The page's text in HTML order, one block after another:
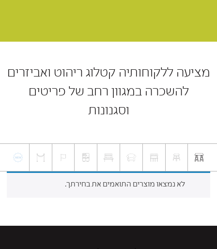
מציעה ללקוחותיה קטלוג ריהוט ואביזרים
להשכרה במגוון רחב של פריטים
וסגנונות
לא נמצאו מוצרים התואמים את בחירתך.